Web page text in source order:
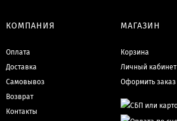
КОМПАНИЯ
Оплата
Доставка
Самовывоз
Возврат
Контакты
МАГАЗИН
Корзина
Личный кабинет
Оформить заказ